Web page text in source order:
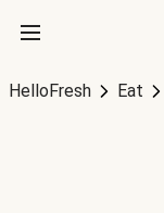
HelloFresh Eat